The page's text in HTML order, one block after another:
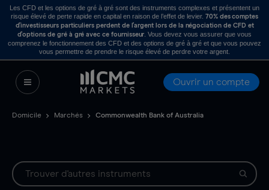
Les CFD et les options de gré à gré sont des instruments complexes et présentent un
risque élevé de perte rapide en capital en raison de l’effet de levier. 70% des comptes
d’investisseurs particuliers perdent de l’argent lors de la négociation de CFD et
d’options de gré à gré avec ce fournisseur . Vous devez vous assurer que vous
comprenez le fonctionnement des CFD et des options de gré à gré et que vous pouvez
vous permettre de prendre le risque élevé de perdre votre argent.
Ouvrir un compte
Domicile Marchés Commonwealth Bank of Australia